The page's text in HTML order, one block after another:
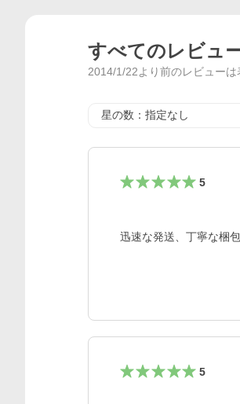
すべてのレビュ
2014/1/22より前のレビューは
星の数
5
迅速な発送、丁寧な梱
5